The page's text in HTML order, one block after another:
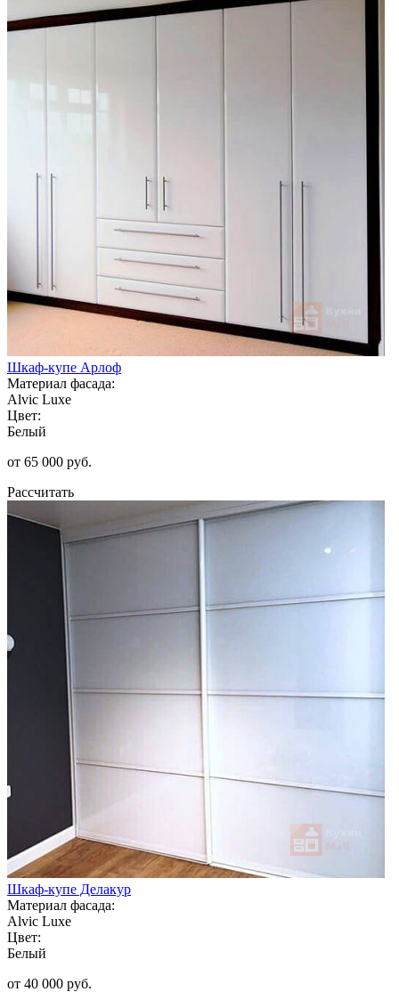
Шкаф-купе Арлоф
Материал фасада:
Alvic Luxe
Цвет:
Белый
от 65 000 руб.
Рассчитать
Шкаф-купе Делакур
Материал фасада:
Alvic Luxe
Цвет:
Белый
от 40 000 руб.